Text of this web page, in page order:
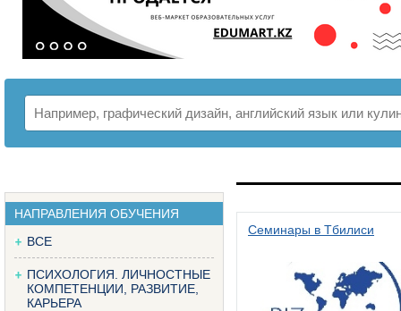
НАПРАВЛЕНИЯ ОБУЧЕНИЯ
ВСЕ
ПСИХОЛОГИЯ. ЛИЧНОСТНЫЕ
КОМПЕТЕНЦИИ, РАЗВИТИЕ,
КАРЬЕРА
Семинары в Тбилиси